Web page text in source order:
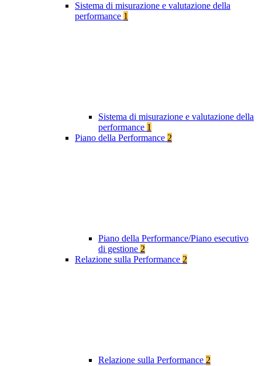
Sistema di misurazione e valutazione della
performance 1
Sistema di misurazione e valutazione della
performance 1
Piano della Performance 2
Piano della Performance/Piano esecutivo
di gestione 2
Relazione sulla Performance 2
Relazione sulla Performance 2